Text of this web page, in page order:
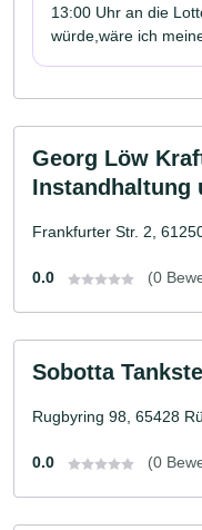
13:00 Uhr an die
würde,wäre ich
Georg Löw
Instandhaltung
Frankfurter Str. 2,
0.0 (0
Sobotta
Rugbyring 98, 65428
0.0 (0